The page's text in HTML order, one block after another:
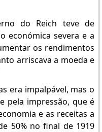
do Reich teve de
económica severa e a
os rendimentos
arriscava a moeda e
era impalpável, mas o
pela impressão, que é
e as receitas a
50% no final de 1919